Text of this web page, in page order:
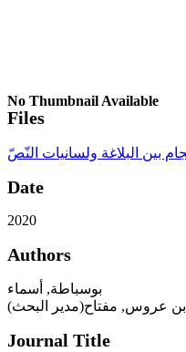
No Thumbnail Available
Files
Date
2020
Authors
بوسباطة, أسماء
بن عروس, مفتاح(مدير البحث)
Journal Title